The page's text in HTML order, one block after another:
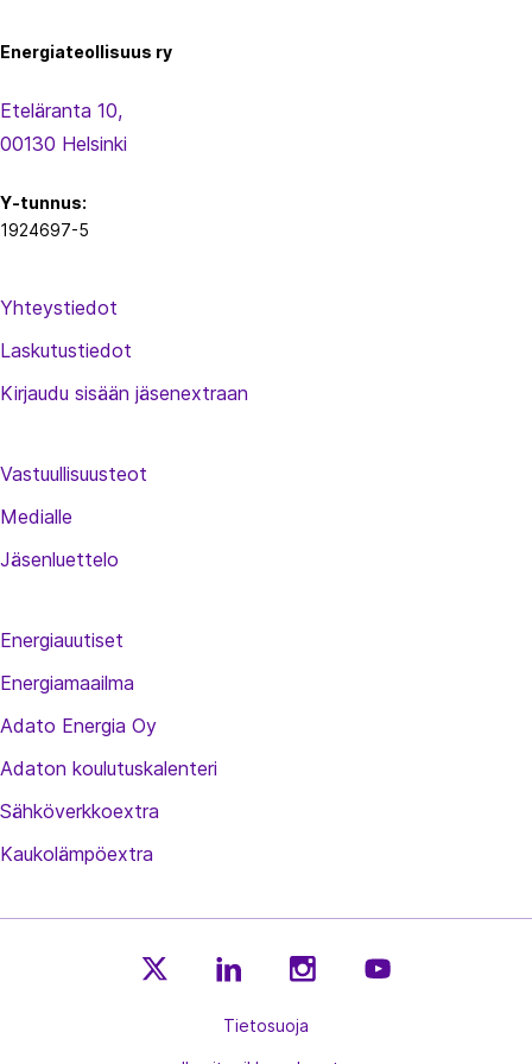
Energiateollisuus ry
Eteläranta 10,
00130 Helsinki
Y-tunnus:
1924697-5
Yhteystiedot
Laskutustiedot
Kirjaudu sisään jäsenextraan
Vastuullisuusteot
Medialle
Jäsenluettelo
Energiauutiset
Energiamaailma
Adato Energia Oy
Adaton koulutuskalenteri
Sähköverkkoextra
Kaukolämpöextra
n
Tietosuoja